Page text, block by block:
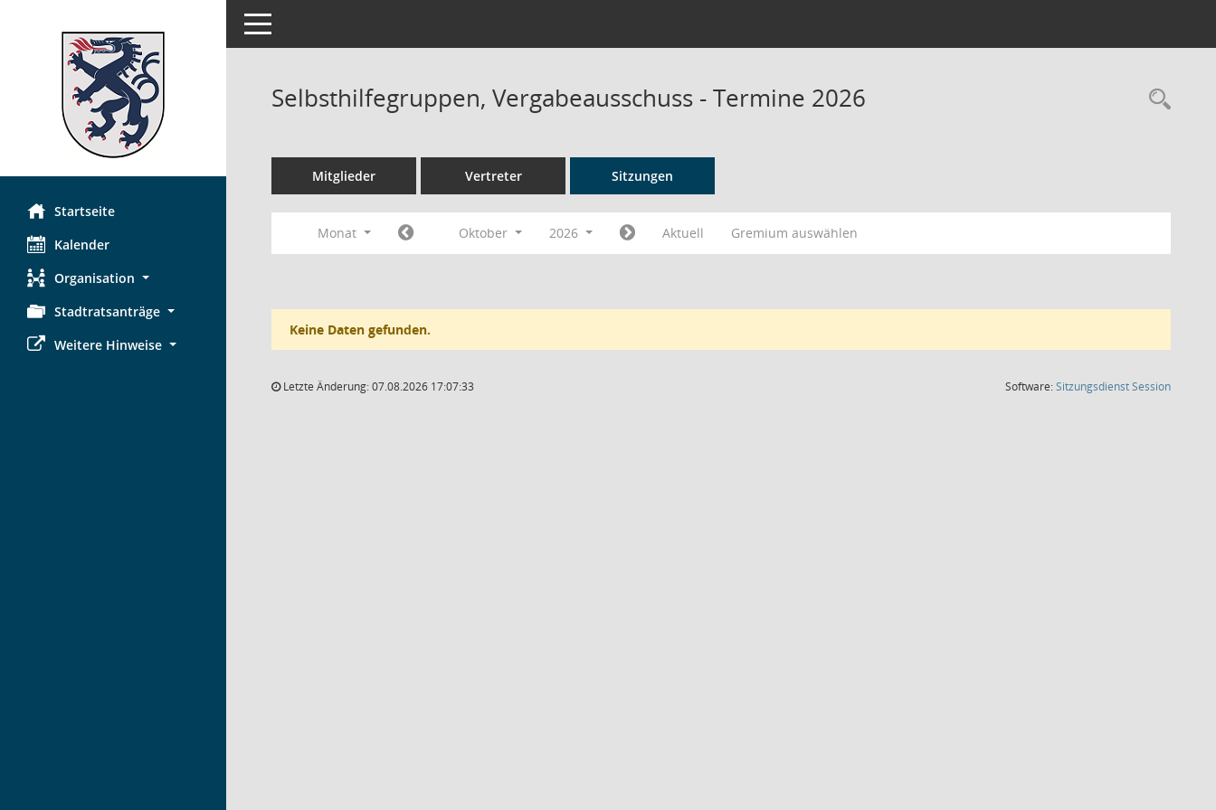
Startseite
Kalender
Organisation
Stadtratsanträge
Weitere Hinweise
Toggle navigation
Selbsthilfegruppen, Vergabeausschuss - Termine 2026
Mitglieder Vertreter Sitzungen
Monat Oktober 2026 Aktuell Gremium auswählen
Keine Daten gefunden.
Letzte Änderung: 07.08.2026 17:07:33 Software:SitzungsdienstSession(Wird in